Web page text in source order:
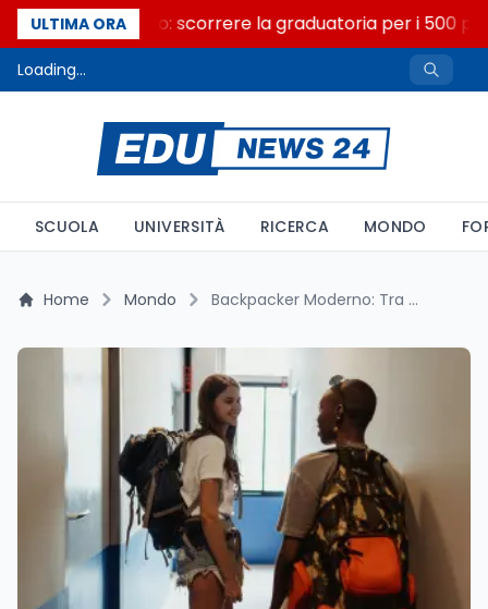
ULTIMA ORA
Consiglio di Stato: scorrere la graduatoria per i 500
Loading...
SCUOLA UNIVERSITÀ RICERCA MONDO
Home Mondo Backpacker Moderno: Tra Ostelli Hi-Tech e Esperienze Autentiche, la Nuova Frontiera del Viaggio Giovane a Venezia